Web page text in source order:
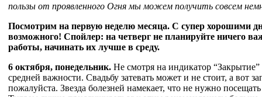
пользы от проявленного Огня мы можем получить совсем
Посмотрим на первую неделю месяца. С супер хорошими
возможного! Спойлер: на четверг не планируйте ничего
работы, начинать их лучше в среду.
6 октября, понедельник. Не смотря на индикатор
средней важности. Свадьбу затевать может и не стоит, а вот
пожалуйста. Звезда болезней намекает, что не нужно